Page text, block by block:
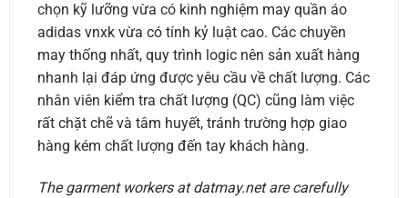
chọn kỹ lưỡng vừa có kinh nghiệm may quần áo
adidas vnxk vừa có tính kỷ luật cao. Các chuyền
may thống nhất, quy trình logic nên sản xuất hàng
nhanh lại đáp ứng được yêu cầu về chất lượng. Các
nhân viên kiểm tra chất lượng (QC) cũng làm việc
rất chặt chẽ và tâm huyết, tránh trường hợp giao
hàng kém chất lượng đến tay khách hàng.
The garment workers at datmay.net are carefully